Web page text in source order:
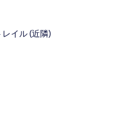
イル (近隣)